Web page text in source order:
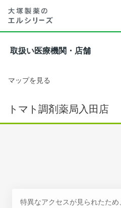
取扱い医療機関・店舗
マップを見る
トマト調剤薬局入田店
特異なアクセスが見られたた